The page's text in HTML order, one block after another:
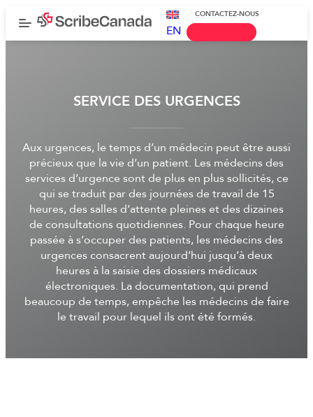
EN
CONTACTEZ-NOUS
SERVICE DES URGENCES
Aux urgences, le temps d’un médecin peut être aussi
précieux que la vie d’un patient. Les médecins des
services d’urgence sont de plus en plus sollicités, ce
qui se traduit par des journées de travail de 15
heures, des salles d’attente pleines et des dizaines
de consultations quotidiennes. Pour chaque heure
passée à s’occuper des patients, les médecins des
urgences consacrent aujourd’hui jusqu’à deux
heures à la saisie des dossiers médicaux
électroniques. La documentation, qui prend
beaucoup de temps, empêche les médecins de faire
le travail pour lequel ils ont été formés.